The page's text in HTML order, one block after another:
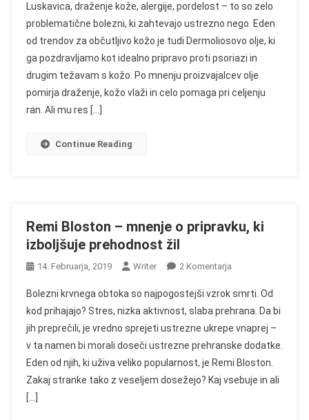
–
Mnenje
O
Eteričnem
Olju
Za
Luskavica, draženje kože, alergije, pordelost – to so zelo
problematične bolezni, ki zahtevajo ustrezno nego. Eden
od trendov za občutljivo kožo je tudi Dermoliosovo olje, ki
ga pozdravljamo kot idealno pripravo proti psoriazi in
drugim težavam s kožo. Po mnenju proizvajalcev olje
pomirja draženje, kožo vlaži in celo pomaga pri celjenju
ran. Ali mu res […]
Continue Reading
Remi Bloston – mnenje o pripravku, ki
izboljšuje prehodnost žil
14. Februarja, 2019 Writer 2 KomentarjaNa
Bloston
–
Mnenje
O
Pripravku,
Ki
Bolezni krvnega obtoka so najpogostejši vzrok smrti. Od
kod prihajajo? Stres, nizka aktivnost, slaba prehrana. Da bi
jih preprečili, je vredno sprejeti ustrezne ukrepe vnaprej –
v ta namen bi morali doseči ustrezne prehranske dodatke.
Eden od njih, ki uživa veliko popularnost, je Remi Bloston.
Zakaj stranke tako z veseljem dosežejo? Kaj vsebuje in ali
[…]